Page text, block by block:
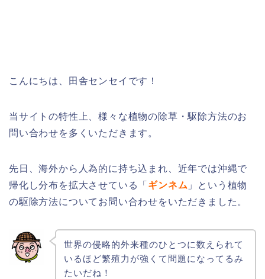
こんにちは、田舎センセイです！
当サイトの特性上、様々な植物の除草・駆除方法のお
問い合わせを多くいただきます。
先日、海外から人為的に持ち込まれ、近年では沖縄で
帰化し分布を拡大させている「 ギンネム 」という植物
の駆除方法についてお問い合わせをいただきました。
世界の侵略的外来種のひとつに数えられて
いるほど繁殖力が強くて問題になってるみ
たいだね！